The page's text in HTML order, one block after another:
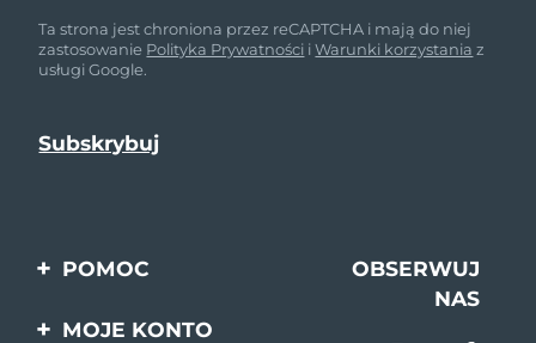
Ta strona jest chroniona przez reCAPTCHA i mają do niej
zastosowanie Polityka Prywatności iWarunki korzystania z
usługi Google.
POMOC
Kontakt
OBSERWUJ
NAS
MOJE KONTO